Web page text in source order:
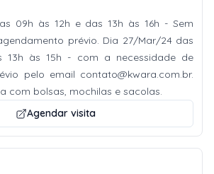
09h às 12h e das 13h às 16h - Sem
prévio. Dia 27/Mar/24 das
13h às 15h - com a necessidade de
pelo email contato@kwara.com.br.
com bolsas, mochilas e sacolas.
Agendar visita